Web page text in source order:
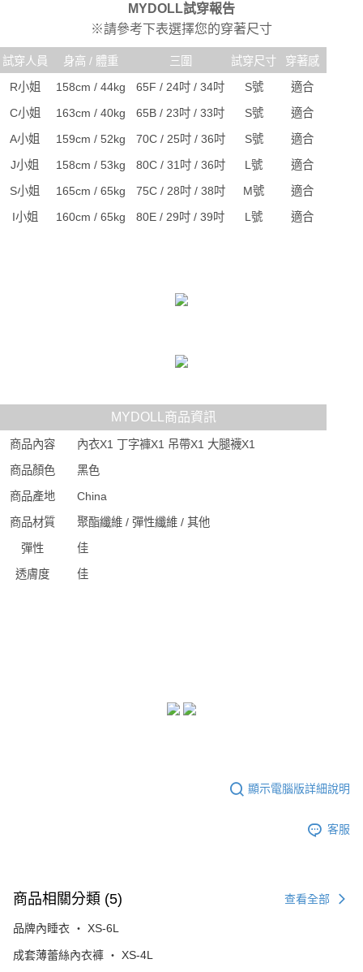
MYDOLL試穿報告
※請參考下表選擇您的穿著尺寸
試穿人員 身高 / 體重 三圍 試穿尺寸
穿著感
R小姐
158cm / 44kg 65F / 24吋 / 34吋 S號
適合
C小姐
163cm / 40kg 65B / 23吋 / 33吋 S號
適合
A小姐
159cm / 52kg 70C / 25吋 / 36吋 S號
適合
J小姐
158cm / 53kg 80C / 31吋 / 36吋 L號
適合
S小姐
165cm / 65kg 75C / 28吋 / 38吋 M號
適合
I小姐
160cm / 65kg 80E / 29吋 / 39吋 L號 適合
MYDOLL商品資訊
商品內容
內衣X1 丁字褲X1 吊帶X1 大腿襪X1
商品顏色
黑色
商品產地
China
商品材質
聚酯纖維 / 彈性纖維 / 其他
彈性
佳
透膚度
佳
顯示電腦版詳細說明
客服
商品相關分類 (5) 查看全部
品牌內睡衣 ‧ XS-6L
成套薄蕾絲內衣褲 ‧ XS-4L